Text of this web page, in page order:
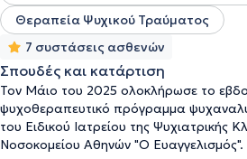
Θεραπεία Ψυχικού Τραύματος
7 συστάσεις ασθενών
Σπουδές και κατάρτιση
Τον Μάιο του 2025 ολοκλήρωσε το
ψυχοθεραπευτικό πρόγραμμα
του Ειδικού Ιατρείου της Ψυχιατρικής
Νοσοκομείου Αθηνών "Ο Ευαγγελισμός".